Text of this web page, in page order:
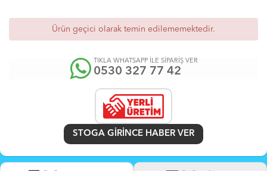
Ürün geçici olarak temin edilememektedir.
TIKLA WHATSAPP İLE SİPARİŞ VER
0530 327 77 42
STOGA GIRINCE HABER VER